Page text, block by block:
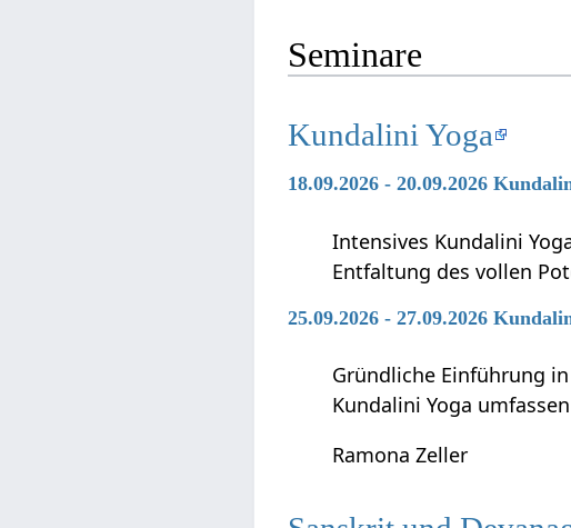
Seminare
Kundalini Yoga
18.09.2026 - 20.09.2026
Intensives Kundalini
Entfaltung des vollen
25.09.2026 - 27.09.2026
Gründliche Einführung
Kundalini Yoga
Ramona Zeller